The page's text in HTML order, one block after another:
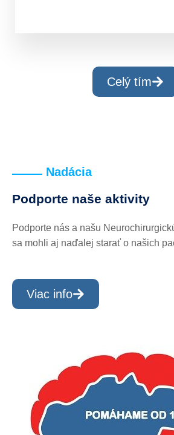
Celý tím
Nadácia
Podporte naše aktivity
Podporte nás a našu
sa mohli aj naďalej starať o našich
Viac info